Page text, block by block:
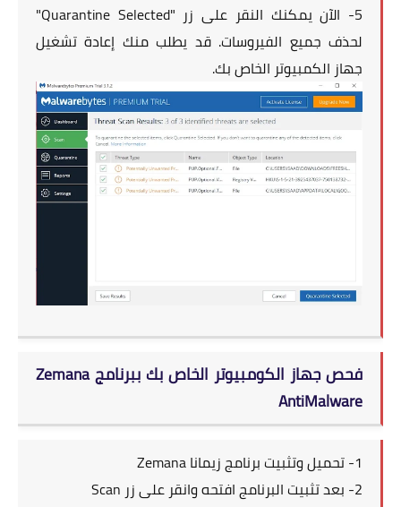
5- الآن يمكنك النقر على زر "Quarantine Selected"
لحذف جميع الفيروسات. قد يطلب منك إعادة تشغيل
جهاز الكمبيوتر الخاص بك.
فحص جهاز الكومبيوتر الخاص بك ببرنامج Zemana
AntiMalware
1- تحميل وتثبيت برنامج
زيمانا Zemana
2- بعد تثبيت البرنامج افتحه وانقر على زر Scan